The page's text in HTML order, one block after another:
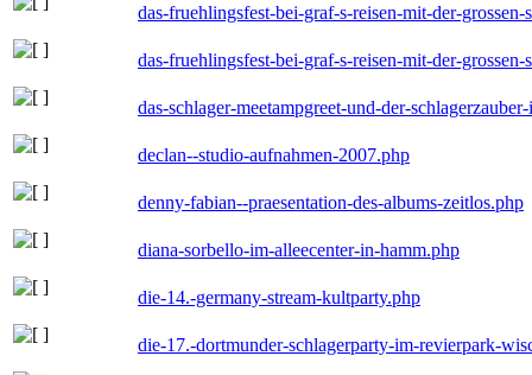
das-fruehlingsfest-bei-graf-s-reisen-mit-der-
das-fruehlingsfest-bei-graf-s-reisen-mit-der-
das-schlager-meetampgreet-und-der-
declan--studio-aufnahmen-2007.php
denny-fabian--praesentation-des-albums-zeitlos.php
diana-sorbello-im-alleecenter-in-hamm.php
die-14.-germany-stream-kultparty.php
die-17.-dortmunder-schlagerparty-im-revierpark-